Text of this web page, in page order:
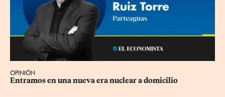
OPINIÓN
Entramos en una nueva era nuclear a domicilio